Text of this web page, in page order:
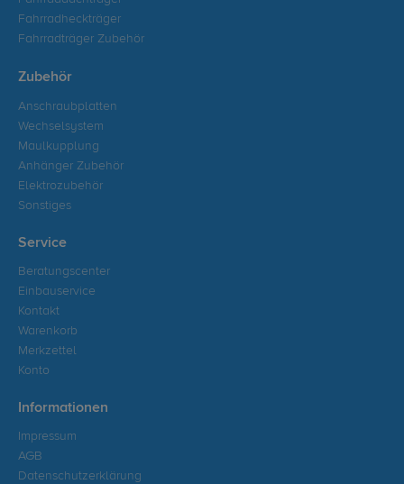
Fahrradheckträger
Fahrradträger Zubehör
Zubehör
Anschraubplatten
Wechselsystem
Maulkupplung
Anhänger Zubehör
Elektrozubehör
Sonstiges
Service
Beratungscenter
Einbauservice
Kontakt
Warenkorb
Merkzettel
Konto
Informationen
Impressum
AGB
Datenschutzerklärung